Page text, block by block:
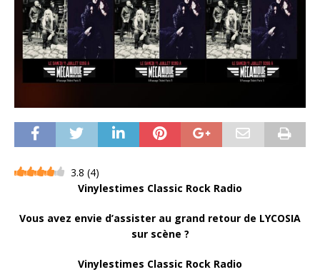
3.8 (4)
Vinylestimes Classic Rock Radio
Vous avez envie d’assister au grand retour de LYCOSIA
sur scène ?
Vinylestimes Classic Rock Radio